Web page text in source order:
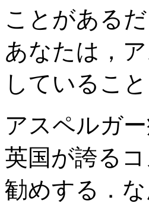
ことがある
あなたは，
しているこ
アスペルガ
英国が誇る
勧めする．